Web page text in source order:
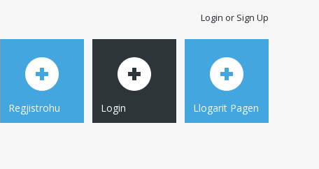
Login or Sign Up
Regjistrohu Login Llogarit Pagen